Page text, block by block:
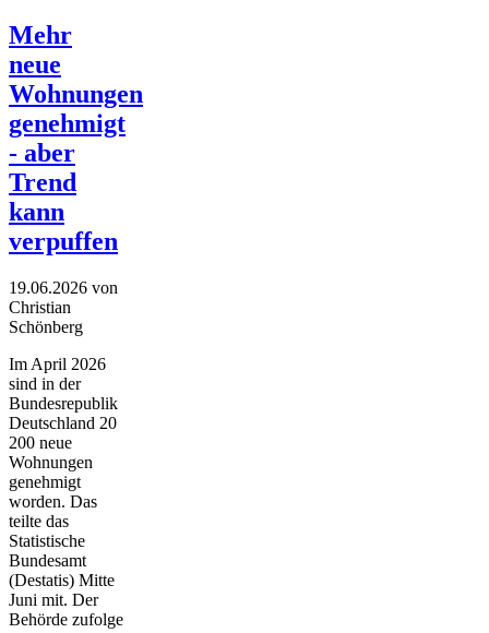
Mehr
neue
Wohnungen
genehmigt
- aber
Trend
kann
verpuffen
19.06.2026 von
Christian
Schönberg
Im April 2026
sind in der
Bundesrepublik
Deutschland 20
200 neue
Wohnungen
genehmigt
worden. Das
teilte das
Statistische
Bundesamt
(Destatis) Mitte
Juni mit. Der
Behörde zufolge